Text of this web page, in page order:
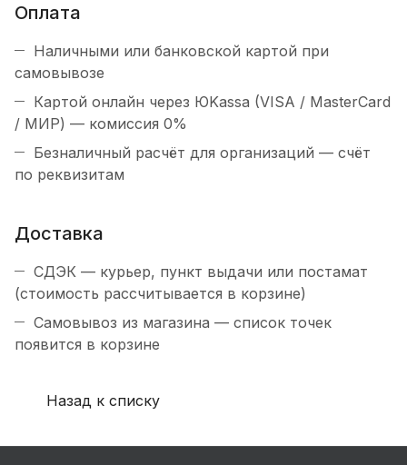
Оплата
Наличными или банковской картой при
самовывозе
Картой онлайн через ЮKassa (VISA / MasterCard
/ МИР) — комиссия 0%
Безналичный расчёт для организаций — счёт
по реквизитам
Доставка
СДЭК — курьер, пункт выдачи или постамат
(стоимость рассчитывается в корзине)
Самовывоз из магазина — список точек
появится в корзине
Назад к списку